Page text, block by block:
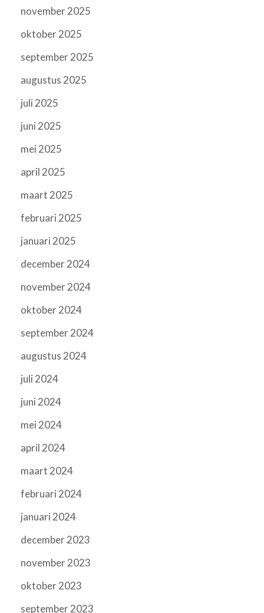
november 2025
oktober 2025
september 2025
augustus 2025
juli 2025
juni 2025
mei 2025
april 2025
maart 2025
februari 2025
januari 2025
december 2024
november 2024
oktober 2024
september 2024
augustus 2024
juli 2024
juni 2024
mei 2024
april 2024
maart 2024
februari 2024
januari 2024
december 2023
november 2023
oktober 2023
september 2023